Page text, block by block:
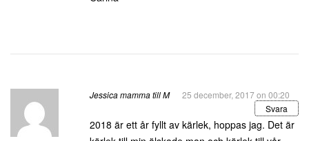
Jessica mamma till M
25 december, 2017 on 00:20
Svara
2018 är ett år fyllt av kärlek, hoppas jag. Det är